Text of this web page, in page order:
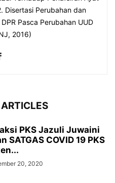
Disertasi Perubahan dan
Pasca Perubahan UUD
2016)
PKS Jazuli Juwaini
SATGAS COVID 19 PKS
20, 2020